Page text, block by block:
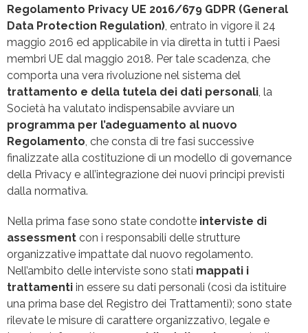
Regolamento Privacy UE 2016/679 GDPR (General
Data Protection Regulation), entrato in vigore il 24
maggio 2016 ed applicabile in via diretta in tutti i Paesi
membri UE dal maggio 2018. Per tale scadenza, che
comporta una vera rivoluzione nel sistema del
trattamento e della tutela dei dati personali, la
Società ha valutato indispensabile avviare un
programma per l’adeguamento al nuovo
Regolamento, che consta di tre fasi successive
finalizzate alla costituzione di un modello di governance
della Privacy e all’integrazione dei nuovi principi previsti
dalla normativa.
Nella prima fase sono state condotte interviste di
assessment con i responsabili delle strutture
organizzative impattate dal nuovo regolamento.
Nell’ambito delle interviste sono stati mappati i
trattamenti in essere su dati personali (così da istituire
una prima base del Registro dei Trattamenti); sono state
rilevate le misure di carattere organizzativo, legale e